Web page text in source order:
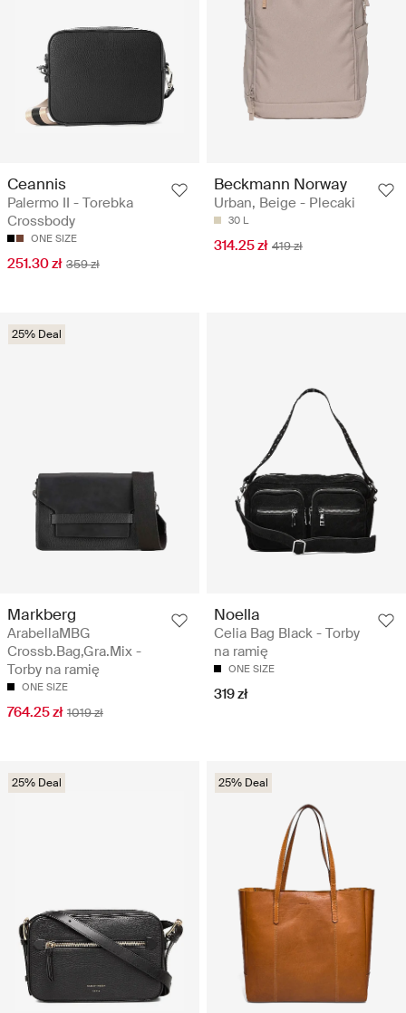
Ceannis
Palermo II - Torebka
Crossbody
ONE SIZE
251.30 zł 359 zł
Beckmann Norway
Urban, Beige - Plecaki
30 L
314.25 zł 419 zł
25% Deal
Markberg
ArabellaMBG
Crossb.Bag,Gra.Mix -
Torby na ramię
ONE SIZE
764.25 zł 1019 zł
Noella
Celia Bag Black - Torby
na ramię
ONE SIZE
319 zł
25% Deal 25% Deal